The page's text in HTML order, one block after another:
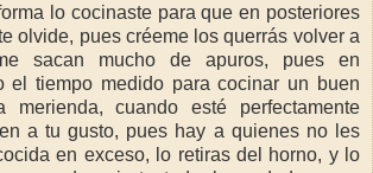
lo cocinaste para que en posteriores
olvide, pues créeme los querrás volver a
sacan mucho de apuros, pues en
el tiempo medido para cocinar un buen
merienda, cuando esté perfectamente
a tu gusto, pues hay a quienes no les
en exceso, lo retiras del horno, y lo